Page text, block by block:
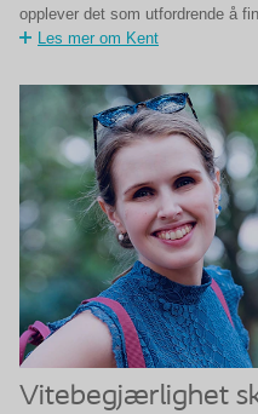
opplever det som utfordrende å
Les mer om Kent
Vitebegjærlighet